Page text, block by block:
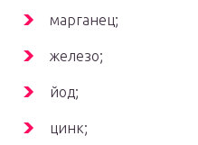
марганец;
железо;
йод;
цинк;